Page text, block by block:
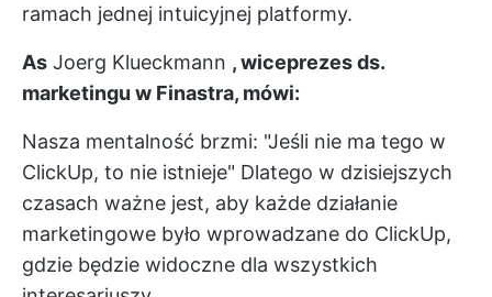
ramach jednej intuicyjnej platformy.
As Joerg Klueckmann , wiceprezes ds.
marketingu w Finastra, mówi:
Nasza mentalność brzmi: "Jeśli nie ma tego w
ClickUp, to nie istnieje" Dlatego w dzisiejszych
czasach ważne jest, aby każde działanie
marketingowe było wprowadzane do ClickUp,
gdzie będzie widoczne dla wszystkich